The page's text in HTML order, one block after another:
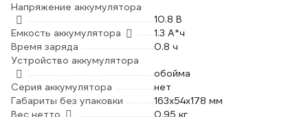
Напряжение аккумулятора
10.8 В
Емкость аккумулятора
1.3 А*ч
Время заряда
0.8 ч
Устройство аккумулятора
обойма
Серия аккумулятора
нет
Габариты без упаковки
163х54х178 мм
Вес нетто
0.95 кг